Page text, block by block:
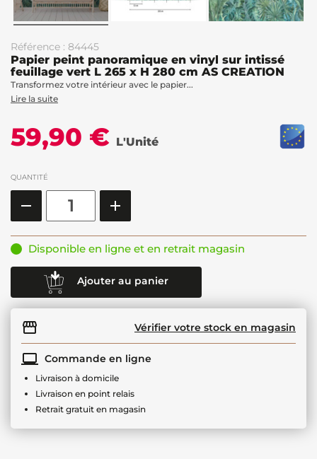
Référence : 84445
Papier peint panoramique en vinyl sur intissé
feuillage vert L 265 x H 280 cm AS CREATION
Transformez votre intérieur avec le papier...
Lire la suite
59,90 € L'Unité
QUANTITÉ
Disponible en ligne et en retrait magasin
Ajouter au panier
Vérifier votre stock en magasin
Commande en ligne
Livraison à domicile
Livraison en point relais
Retrait gratuit en magasin